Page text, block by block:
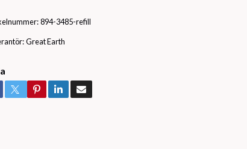
894-3485-refill
Great Earth